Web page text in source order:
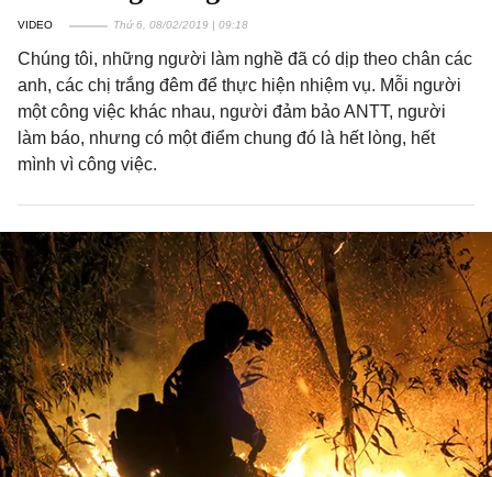
VIDEO Thứ 6, 08/02/2019 | 09:18
Chúng tôi, những người làm nghề đã có dịp theo chân các
anh, các chị trắng đêm để thực hiện nhiệm vụ. Mỗi người
một công việc khác nhau, người đảm bảo ANTT, người
làm báo, nhưng có một điểm chung đó là hết lòng, hết
mình vì công việc.